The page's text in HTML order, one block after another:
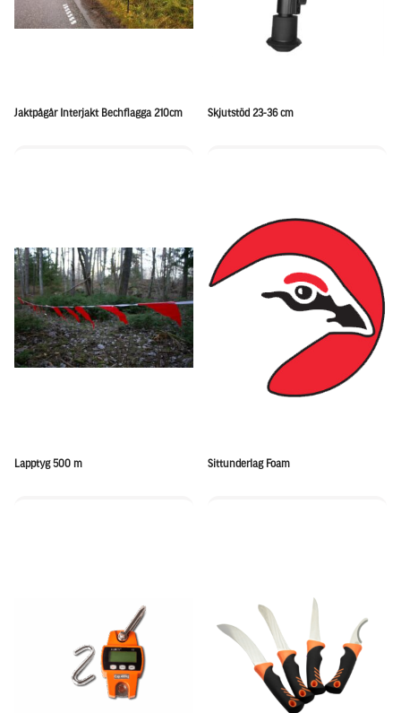
Jaktpågår Interjakt Bechflagga 210cm Skjutstöd 23-36 cm
Lapptyg 500 m Sittunderlag Foam